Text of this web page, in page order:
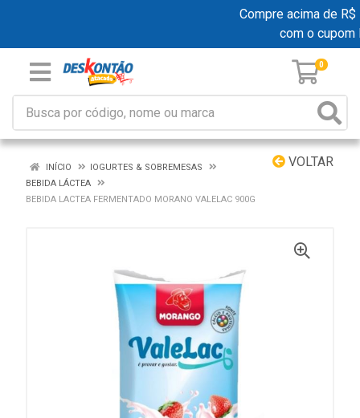
Compre acima de R$
com o cupom
0
VOLTAR
INÍCIO
IOGURTES & SOBREMESAS
BEBIDA LÁCTEA
BEBIDA LACTEA FERMENTADO MORANO VALELAC 900G